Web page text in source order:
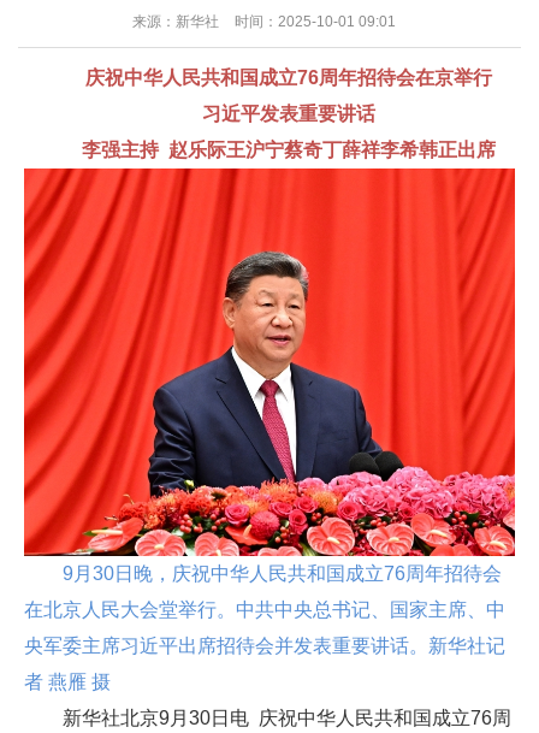
来源：新华社 时间：2025-10-01 09:01
庆祝中华人民共和国成立76周年招待会在京举行
习近平发表重要讲话
李强主持 赵乐际王沪宁蔡奇丁薛祥李希韩正出席
9月30日晚，庆祝中华人民共和国成立76周年招待会
在北京人民大会堂举行。中共中央总书记、国家主席、中
央军委主席习近平出席招待会并发表重要讲话。新华社记
者 燕雁 摄
新华社北京9月30日电 庆祝中华人民共和国成立76周